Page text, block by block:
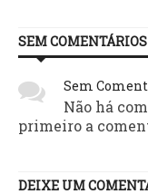
SEM COMENTÁRIOS
Sem
Não há
primeiro a
DEIXE UM